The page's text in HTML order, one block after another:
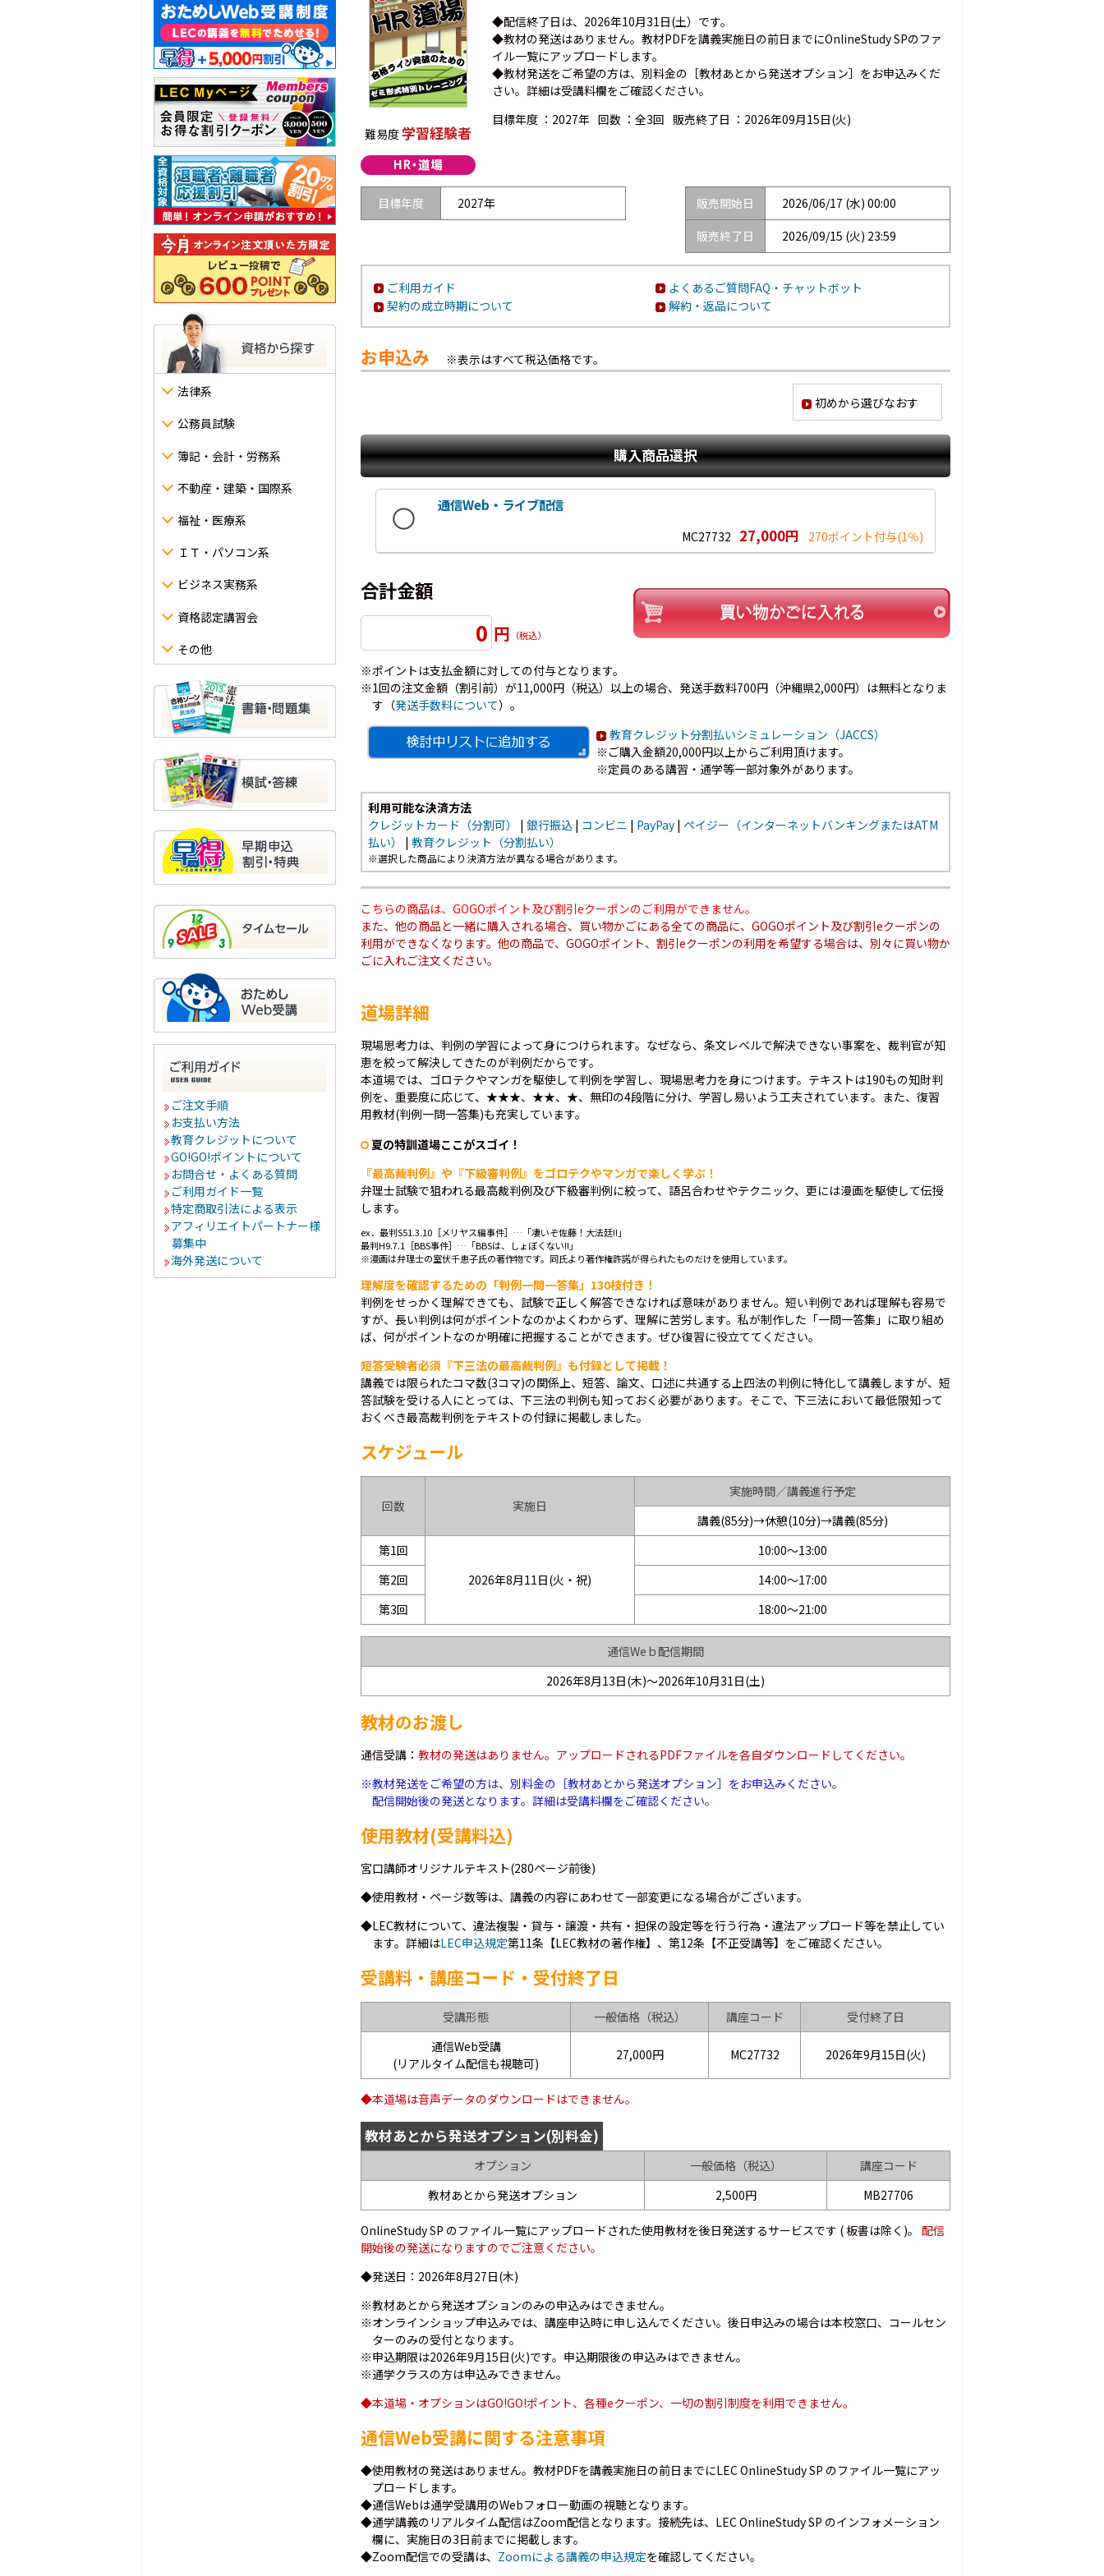
法律系
公務員試験
簿記・会計・労務系
不動産・建築・国際系
福祉・医療系
ＩＴ・パソコン系
ビジネス実務系
資格認定講習会
その他
ご注文手順
お支払い方法
教育クレジットについて
GO!GO!ポイントについて
お問合せ・よくある質問
ご利用ガイド一覧
特定商取引法による表示
アフィリエイトパートナー様
募集中
海外発送について
難易度学習経験者
◆配信終了日は、2026年10月31日(土）です。
◆教材の発送はありません。教材PDFを講義実施日の前日までにOnlineStudy SPのファ
イル一覧にアップロードします。
◆教材発送をご希望の方は、別料金の［教材あとから発送オプション］をお申込みくだ
さい。詳細は受講料欄をご確認ください。
目標年度 ： 2027年 回数 ： 全3回 販売終了日 ： 2026年09月15日(火)
目標年度 2027年 販売開始日
2026/06/17 (水) 00:00
販売終了日
2026/09/15 (火) 23:59
ご利用ガイド
よくあるご質問FAQ・チャットボット
契約の成立時期について
解約・返品について
お申込み ※表示はすべて税込価格です。
初めから選びなおす
購入商品選択
通信Web・ライブ配信
MC27732 27,000円 270ポイント付与(1％)
合計金額
0 円 （税込）
※ポイントは支払金額に対しての付与となります。
※1回の注文金額（割引前）が11,000円（税込）以上の場合、発送手数料700円（沖縄県2,000円）は無料となりま
す（発送手数料について）。
教育クレジット分割払いシミュレーション（JACCS）
※ご購入金額20,000円以上からご利用頂けます。
※定員のある講習・通学等一部対象外があります。
利用可能な決済方法
クレジットカード（分割可）
| 銀行振込 | コンビニ | PayPay | ペイジー（インターネットバンキングまたはATM
払い）
| 教育クレジット（分割払い）
※選択した商品により決済方法が異なる場合があります。
こちらの商品は、GOGOポイント及び割引eクーポンのご利用ができません。
また、他の商品と一緒に購入される場合、買い物かごにある全ての商品に、GOGOポイント及び割引eクーポンの
利用ができなくなります。他の商品で、GOGOポイント、割引eクーポンの利用を希望する場合は、別々に買い物か
ごに入れご注文ください。
道場詳細
現場思考力は、判例の学習によって身につけられます。なぜなら、条文レベルで解決できない事案を、裁判官が知
恵を絞って解決してきたのが判例だからです。
本道場では、ゴロテクやマンガを駆使して判例を学習し、現場思考力を身につけます。テキストは190もの知財判
例を、重要度に応じて、★★★、★★、★、無印の4段階に分け、学習し易いよう工夫されています。また、復習
用教材(判例一問一答集)も充実しています。
夏の特訓道場ここがスゴイ！
『最高裁判例』や『下級審判例』をゴロテクやマンガで楽しく学ぶ！
弁理士試験で狙われる最高裁判例及び下級審判例に絞って、語呂合わせやテクニック、更には漫画を駆使して伝授
します。
ex．最判S51.3.10［メリヤス編事件］…「凄いぞ佐藤！大法廷!!」
最判H9.7.1［BBS事件］…「BBSは、しょぼくない!!」
※漫画は弁理士の室伏千恵子氏の著作物です。同氏より著作権許諾が得られたものだけを使用しています。
理解度を確認するための「判例一問一答集」130枝付き！
判例をせっかく理解できても、試験で正しく解答できなければ意味がありません。短い判例であれば理解も容易で
すが、長い判例は何がポイントなのかよくわからず、理解に苦労します。私が制作した「一問一答集」に取り組め
ば、何がポイントなのか明確に把握することができます。ぜひ復習に役立ててください。
短答受験者必須『下三法の最高裁判例』も付録として掲載！
講義では限られたコマ数(3コマ)の関係上、短答、論文、口述に共通する上四法の判例に特化して講義しますが、短
答試験を受ける人にとっては、下三法の判例も知っておく必要があります。そこで、下三法において最低限知って
おくべき最高裁判例をテキストの付録に掲載しました。
スケジュール
回数 実施日
実施時間／講義進行予定
講義(85分)→休憩(10分)→講義(85分)
第1回
2026年8月11日(火・祝)
10:00～13:00
第2回
14:00～17:00
第3回
18:00～21:00
通信Weｂ配信期間
2026年8月13日(木)～2026年10月31日(土)
教材のお渡し
通信受講： 教材の発送はありません。アップロードされるPDFファイルを各自ダウンロードしてください。
※教材発送をご希望の方は、別料金の［教材あとから発送オプション］をお申込みください。
配信開始後の発送となります。詳細は受講料欄をご確認ください。
使用教材(受講料込)
宮口講師オリジナルテキスト(280ページ前後)
◆使用教材・ページ数等は、講義の内容にあわせて一部変更になる場合がございます。
◆LEC教材について、違法複製・貸与・譲渡・共有・担保の設定等を行う行為・違法アップロード等を禁止してい
ます。詳細はLEC申込規定第11条【LEC教材の著作権】、第12条【不正受講等】をご確認ください。
受講料・講座コード・受付終了日
受講形態 一般価格（税込） 講座コード
受付終了日
通信Web受講
(リアルタイム配信も視聴可)
27,000円 MC27732 2026年9月15日(火)
◆本道場は音声データのダウンロードはできません。
教材あとから発送オプション(別料金)
オプション 一般価格（税込）
講座コード
教材あとから発送オプション
2,500円 MB27706
OnlineStudy SP のファイル一覧にアップロードされた使用教材を後日発送するサービスです ( 板書は除く)。 配信
開始後の発送になりますのでご注意ください。
◆発送日：2026年8月27日(木)
※教材あとから発送オプションのみの申込みはできません。
※オンラインショップ申込みでは、講座申込時に申し込んでください。後日申込みの場合は本校窓口、コールセン
ターのみの受付となります。
※申込期限は2026年9月15日(火)です。申込期限後の申込みはできません。
※通学クラスの方は申込みできません。
◆本道場・オプションはGO!GO!ポイント、各種eクーポン、一切の割引制度を利用できません。
通信Web受講に関する注意事項
◆使用教材の発送はありません。教材PDFを講義実施日の前日までにLEC OnlineStudy SP のファイル一覧にアッ
プロードします。
◆通信Webは通学受講用のWebフォロー動画の視聴となります。
◆通学講義のリアルタイム配信はZoom配信となります。接続先は、LEC OnlineStudy SP のインフォメーション
欄に、実施日の3日前までに掲載します。
◆Zoom配信での受講は、 Zoomによる講義の申込規定を確認してください。